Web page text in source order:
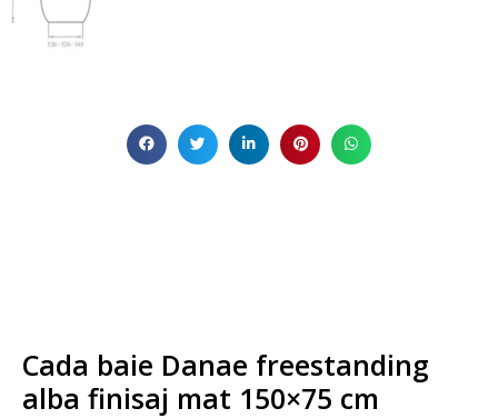
Cada baie Danae freestanding
alba finisaj mat 150×75 cm